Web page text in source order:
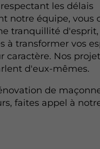
les délais
notre équipe, vous
tranquillité
à transformer vos
caractère. Nos
d'eux-mêmes.
de
faites appel à